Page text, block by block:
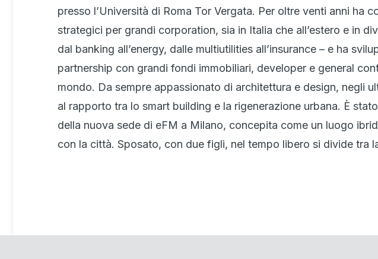
presso l’Università di Roma Tor Vergata. Per oltre venti anni ha
strategici per grandi corporation, sia in Italia che all’estero e in
dal banking all’energy, dalle multiutilities all’insurance – e ha
partnership con grandi fondi immobiliari, developer e general
mondo. Da sempre appassionato di architettura e design, negli
al rapporto tra lo smart building e la rigenerazione urbana. È
della nuova sede di eFM a Milano, concepita come un luogo
con la città. Sposato, con due figli, nel tempo libero si divide tra